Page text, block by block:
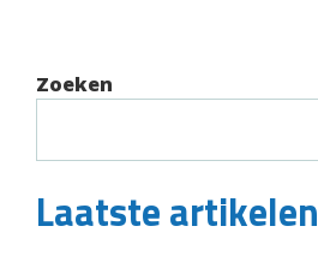
Zoeken
Laatste artikelen